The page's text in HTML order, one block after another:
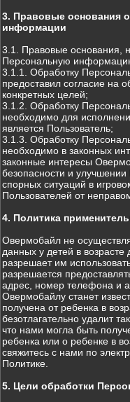
3. Правовые основания
информации
3.1. Правовые основания,
Персональную
3.1.1. Обработку
предоставил согласие на
конкретных целей;
3.1.2. Обработку
необходимо для
является Пользователь;
3.1.3. Обработку
необходимо в законных
законные интересы
безопасности и
спорных ситуаций в
Пользователей от
4. Политика
Овермобайл не
данных у детей в
разрешает им
разрешается
адрес, номер телефона и
Овермобайлу станет
получена от ребенка в
безотлагательно удалит
что нами могла быть
ребенка или о ребенке в
свяжитесь с нами по
Политике.
5. Цели обработки